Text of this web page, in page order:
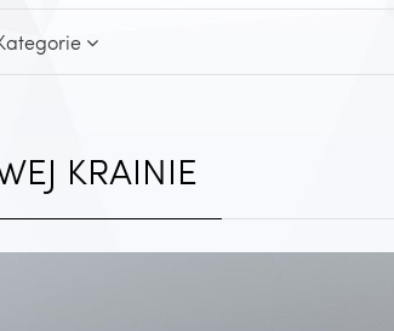
KRAINIE